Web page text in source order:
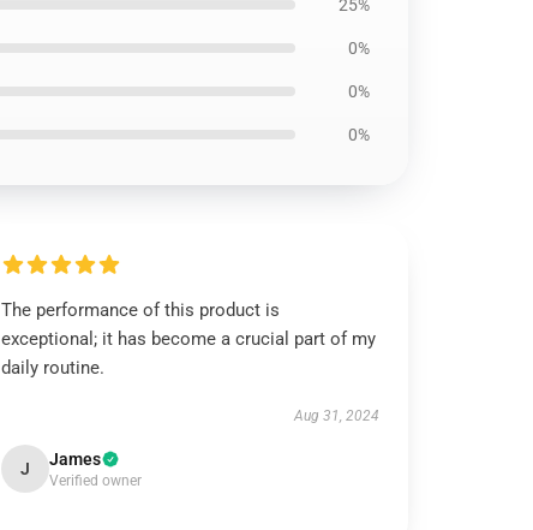
25%
0%
0%
0%
The performance of this product is
exceptional; it has become a crucial part of my
daily routine.
Aug 31, 2024
J James
Verified owner